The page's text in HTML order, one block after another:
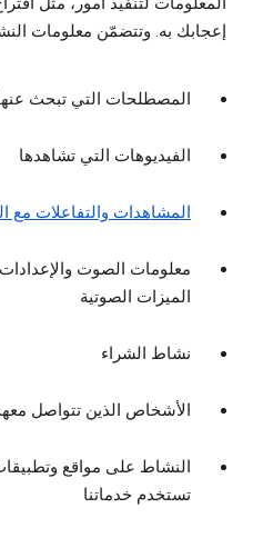
إعجابك به. وتتضمّن معلومات
المصطلحات التي تبحث
الفيديوهات التي تشاهدها
المشاهدات والتفاعلات مع
معلومات الصوت
الميزات الصوتية
نشاط الشراء
الأشخاص الذين تتواصل
النشاط على مواقع
تستخدم خدماتنا